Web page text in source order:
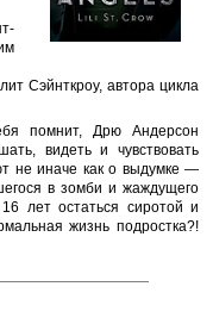
Сэйнткроу, автора цикла
помнит, Дрю Андерсон
видеть и чувствовать
не иначе как о выдумке —
в зомби и жаждущего
лет остаться сиротой и
жизнь подростка?!